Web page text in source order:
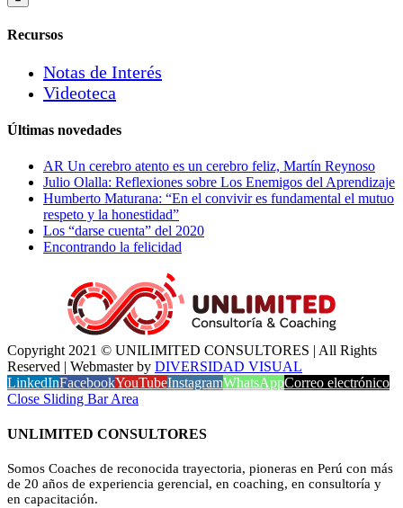
Recursos
Notas de Interés
Videoteca
Últimas novedades
AR Un cerebro atento es un cerebro feliz, Martín Reynoso
Julio Olalla: Reflexiones sobre Los Enemigos del Aprendizaje
Humberto Maturana: “En el convivir es fundamental el mutuo
respeto y la honestidad”
Los “darse cuenta” del 2020
Encontrando la felicidad
Copyright 2021 © UNILIMITED CONSULTORES | All Rights
Reserved | Webmaster by DIVERSIDAD VISUAL
LinkedInFacebookYouTubeInstagramWhatsAppCorreo electrónico
Close Sliding Bar Area
UNLIMITED CONSULTORES
Somos Coaches de reconocida trayectoria, pioneras en Perú con más
de 20 años de experiencia gerencial, en coaching, en consultoría y
en capacitación.